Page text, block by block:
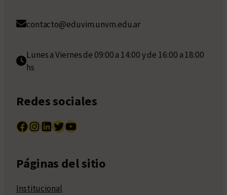
contacto@eduvim.unvm.edu.ar
Lunes a Viernes de 09:00 a 14:00 y de 16:00 a 18:00
hs
Redes sociales
Facebook InstagramLinkedIn Twitter YouTube
Páginas del sitio
Institucional